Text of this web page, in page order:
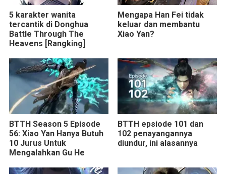
5 karakter wanita
tercantik di Donghua
Battle Through The
Heavens [Rangking]
Mengapa Han Fei tidak
keluar dan membantu
Xiao Yan?
BTTH Season 5 Episode
56: Xiao Yan Hanya Butuh
10 Jurus Untuk
Mengalahkan Gu He
BTTH epsiode 101 dan
102 penayangannya
diundur, ini alasannya